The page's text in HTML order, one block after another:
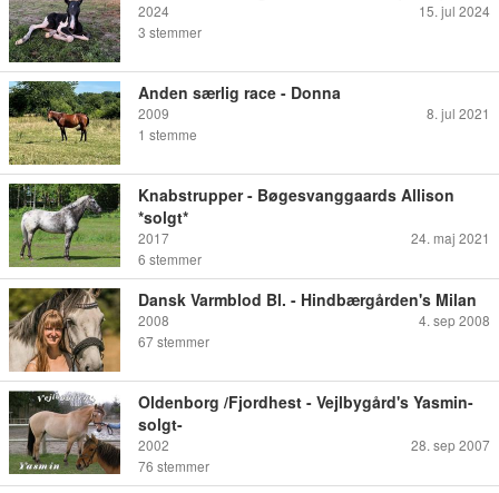
2024
15. jul 2024
3 stemmer
Anden særlig race - Donna
2009
8. jul 2021
1 stemme
Knabstrupper - Bøgesvanggaards Allison
*solgt*
2017
24. maj 2021
6 stemmer
Dansk Varmblod Bl. - Hindbærgården's Milan
2008
4. sep 2008
67 stemmer
Oldenborg /Fjordhest - Vejlbygård's Yasmin-
solgt-
2002
28. sep 2007
76 stemmer